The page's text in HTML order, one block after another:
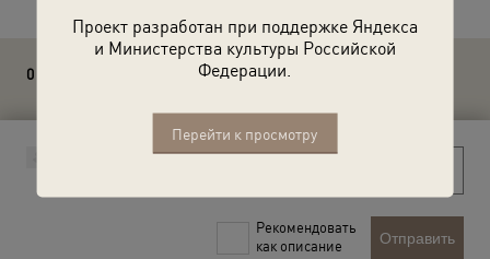
Проект разработан при поддержке Яндекса
и Министерства культуры Российской
Федерации.
Перейти к просмотру
0 комментариев
Рекомендовать
как описание
Отправить